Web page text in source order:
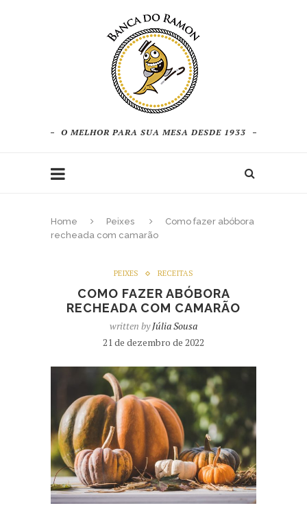
O MELHOR PARA SUA MESA DESDE 1933
Home Peixes
Como fazer abóbora
recheada com camarão
PEIXES RECEITAS
COMO FAZER ABÓBORA
RECHEADA COM CAMARÃO
written byJúlia Sousa
21 de dezembro de 2022